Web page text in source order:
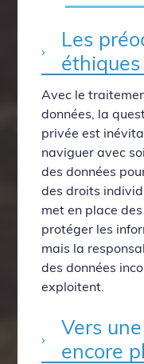
Les
Avec le
données, la
privée est
naviguer avec
des données
des droits
met en place
protéger les
mais la
des données
exploitent.
Vers
encore